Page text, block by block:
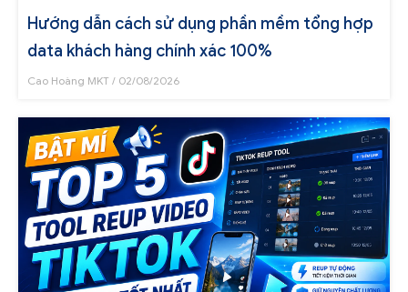
Hướng dẫn cách sử dụng phần mềm tổng hợp
data khách hàng chính xác 100%
Cao Hoàng MKT 02/08/2026